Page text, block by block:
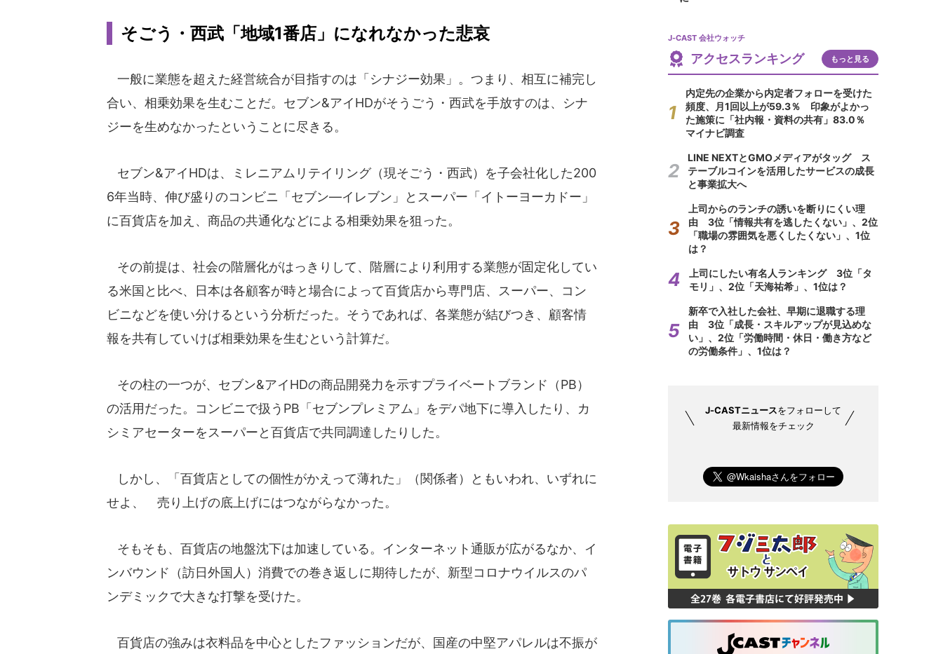
そごう・西武「地域1番店」になれなかった悲哀
一般に業態を超えた経営統合が目指すのは「シナジー効果」。つまり、相互に補完し
合い、相乗効果を生むことだ。セブン&アイHDがそうごう・西武を手放すのは、シナ
ジーを生めなかったということに尽きる。
セブン&アイHDは、ミレニアムリテイリング（現そごう・西武）を子会社化した200
6年当時、伸び盛りのコンビニ「セブン―イレブン」とスーパー「イトーヨーカドー」
に百貨店を加え、商品の共通化などによる相乗効果を狙った。
その前提は、社会の階層化がはっきりして、階層により利用する業態が固定化してい
る米国と比べ、日本は各顧客が時と場合によって百貨店から専門店、スーパー、コン
ビニなどを使い分けるという分析だった。そうであれば、各業態が結びつき、顧客情
報を共有していけば相乗効果を生むという計算だ。
その柱の一つが、セブン&アイHDの商品開発力を示すプライベートブランド（PB）
の活用だった。コンビニで扱うPB「セブンプレミアム」をデパ地下に導入したり、カ
シミアセーターをスーパーと百貨店で共同調達したりした。
しかし、「百貨店としての個性がかえって薄れた」（関係者）ともいわれ、いずれに
せよ、 売り上げの底上げにはつながらなかった。
そもそも、百貨店の地盤沈下は加速している。インターネット通販が広がるなか、イ
ンバウンド（訪日外国人）消費での巻き返しに期待したが、新型コロナウイルスのパ
ンデミックで大きな打撃を受けた。
百貨店の強みは衣料品を中心としたファッションだが、国産の中堅アパレルは不振が
J-CAST 会社ウォッチ
アクセスランキング もっと見る
内定先の企業から内定者フォローを受けた
頻度、月1回以上が59.3％ 印象がよかっ
た施策に「社内報・資料の共有」83.0％
マイナビ調査
LINE NEXTとGMOメディアがタッグ ス
テーブルコインを活用したサービスの成長
と事業拡大へ
上司からのランチの誘いを断りにくい理
由 3位「情報共有を逃したくない」、2位
「職場の雰囲気を悪くしたくない」、1位
は？
上司にしたい有名人ランキング 3位「タ
モリ」、2位「天海祐希」、1位は？
新卒で入社した会社、早期に退職する理
由 3位「成長・スキルアップが見込めな
い」、2位「労働時間・休日・働き方など
の労働条件」、1位は？
J-CASTニュースをフォローして
最新情報をチェック